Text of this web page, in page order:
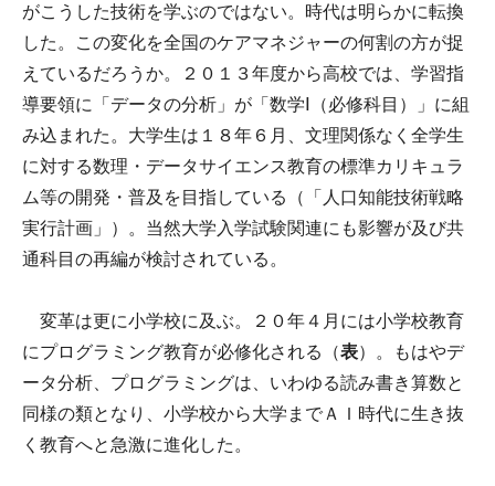
がこうした技術を学ぶのではない。時代は明らかに転換
した。この変化を全国のケアマネジャーの何割の方が捉
えているだろうか。２０１３年度から高校では、学習指
導要領に「データの分析」が「数学Ⅰ（必修科目）」に組
み込まれた。大学生は１８年６月、文理関係なく全学生
に対する数理・データサイエンス教育の標準カリキュラ
ム等の開発・普及を目指している（「人口知能技術戦略
実行計画」）。当然大学入学試験関連にも影響が及び共
通科目の再編が検討されている。
変革は更に小学校に及ぶ。２０年４月には小学校教育
にプログラミング教育が必修化される（表）。もはやデ
ータ分析、プログラミングは、いわゆる読み書き算数と
同様の類となり、小学校から大学までＡＩ時代に生き抜
く教育へと急激に進化した。